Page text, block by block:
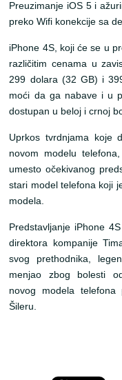
Preuzimanje iOS 5 i
preko Wifi konekcije sa
iPhone 4S, koji će se u
različitim cenama u
299 dolara (32 GB) i
moći da ga nabave i u
dostupan u beloj i crnoj
Uprkos tvrdnjama koje
novom modelu
umesto očekivanog
stari model telefona koji
modela.
Predstavljanje iPhone
direktora kompanije
svog prethodnika,
menjao zbog bolesti
novog modela telefona
Šileru.